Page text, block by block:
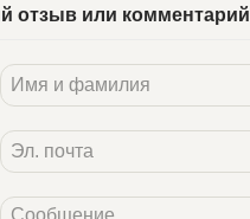
отзыв или комментарий